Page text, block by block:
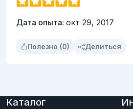
Дата опыта: окт 29, 2017
Полезно (0) Делиться
Каталог